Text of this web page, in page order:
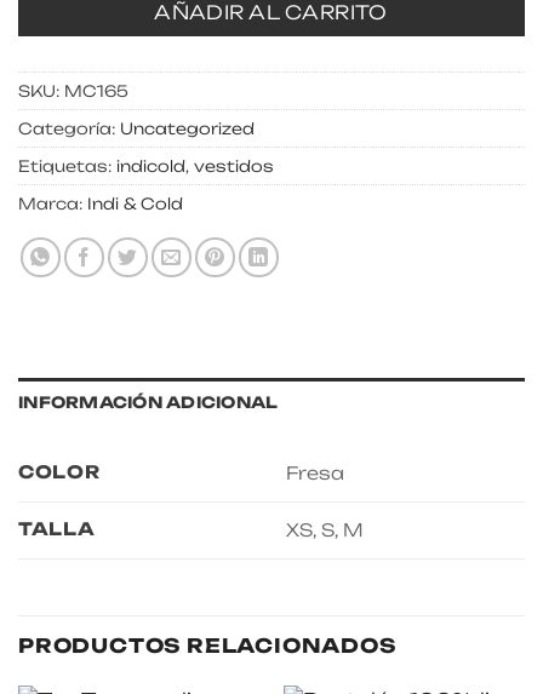
AÑADIR AL CARRITO
SKU: MC165
Categoría: Uncategorized
Etiquetas: indicold, vestidos
Marca: Indi & Cold
INFORMACIÓN ADICIONAL
COLOR Fresa
TALLA XS, S, M
PRODUCTOS RELACIONADOS